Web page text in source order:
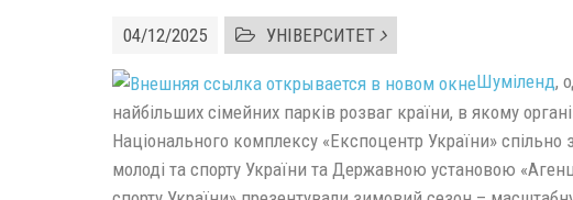
04/12/2025 УНІВЕРСИТЕТ
Шуміленд,
найбільших сімейних парків розваг країни, в якому
Національного комплексу «Експоцентр України» спільно
молоді та спорту України та Державною установою